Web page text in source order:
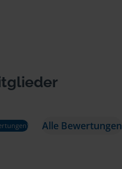
Alle Bewertungen